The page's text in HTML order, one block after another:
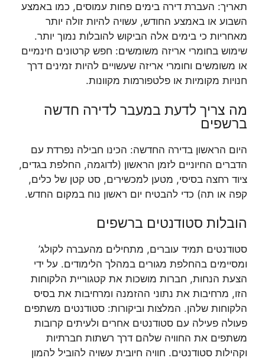
תאריך: העברת דירה בימים פחות עמוסים, כמו באמצע
השבוע או באמצע החודש, עשויה להיות זולה יותר
מאחריות כי בימים אלה הביקוש להובלות נמוך יותר.
שימוש בחומרי אריזה משומשים: חפש קרטונים חינמיים
או משומשים וחומרי אריזה שעשויים להיות זמינים דרך
חנויות מקומיות או פלטפורמות מקוונות.
מה צריך לדעת במעבר לדירה חדשה
ברשפים
היום הראשון בדירה החדשה: הכינו חבילה נפרדת עם
הדברים החיוניים לזמן הראשון (לדוגמה, החלפת בגדים,
ציוד רחצה בסיסי, מטען למכשירים, סט קטן של כלים,
קפה או תה) כדי להבטיח יום ראשון נוח במקום החדש.
הובלות סטודנטים ברשפים
סטודנטים תמיד עוברים, מתחילים מהעברה לקולג’
ומסיימים בהחלפת מגורים במהלך הלימודים. על ידי
הצעת הנחות, חברות מושכות את קטגוריית הלקוחות
הזו, מרחיבות את נתוני ההזמנה ומרחיבות את בסיס
הלקוחות שלהן. המלצות וביקורות: סטודנטים משתפים
פעולה פעילה עם סטודנטים אחרים ולעיתים קרובות
משתפים את החוויה שלהם דרך רשתות חברתיות
וקהילות סטודנטים. חוויה חיובית עשויה להוביל להמון